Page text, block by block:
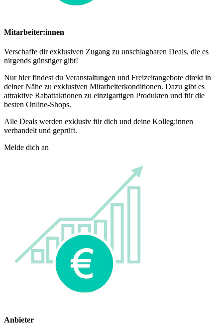
Mitarbeiter:innen
Verschaffe dir exklusiven Zugang zu unschlagbaren Deals, die es
nirgends günstiger gibt!
Nur hier findest du Veranstaltungen und Freizeitangebote direkt in
deiner Nähe zu exklusiven Mitarbeiterkonditionen. Dazu gibt es
attraktive Rabattaktionen zu einzigartigen Produkten und für die
besten Online-Shops.
Alle Deals werden exklusiv für dich und deine Kolleg:innen
verhandelt und geprüft.
Melde dich an
Anbieter